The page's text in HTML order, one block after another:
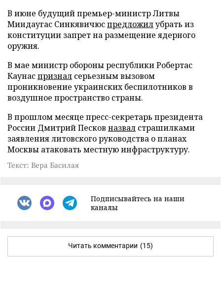
В июне будущий премьер-министр Литвы
Миндаугас Синкявичюспредложилубрать из
конституции запрет на размещение ядерного
оружия.
В мае министр обороны республики Робертас
Каунаспризнал серьезным вызовом
проникновение украинских беспилотников в
воздушное пространство страны.
В прошлом месяце пресс-секретарь президента
России Дмитрий Песков назвал страшилками
заявления литовского руководства о планах
Москвы атаковать местную инфраструктуру.
Текст: Вера Басилая
Подписывайтесь на наши
каналы
Читать комментарии (15)